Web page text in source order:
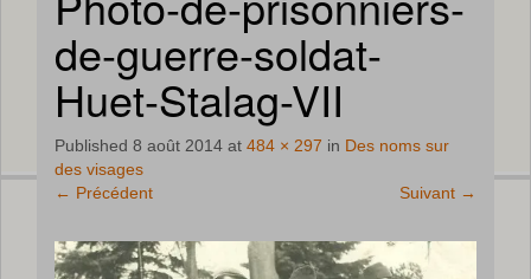
de-guerre-soldat-
Huet-Stalag-VII
Published 8 août 2014 at 484 × 297 in Des noms sur
des visages
← Précédent Suivant →